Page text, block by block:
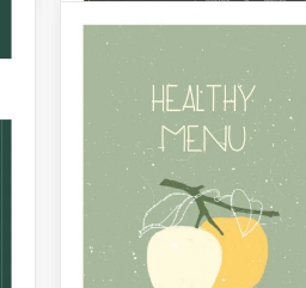
Menu de Croissants
Verdes
Você quer fazer um novo
design para o cardápio de
um café ou restaurante?
Você pode dar uma olhada